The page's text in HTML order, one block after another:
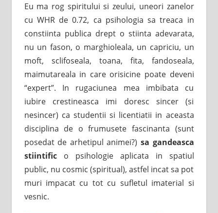
Eu ma rog spiritului si zeului, uneori zanelor
cu WHR de 0.72, ca psihologia sa treaca in
constiinta publica drept o stiinta adevarata,
nu un fason, o marghioleala, un capriciu, un
moft, sclifoseala, toana, fita, fandoseala,
maimutareala in care orisicine poate deveni
“expert”. In rugaciunea mea imbibata cu
iubire crestineasca imi doresc sincer (si
nesincer) ca studentii si licentiatii in aceasta
disciplina de o frumusete fascinanta (sunt
posedat de arhetipul animei?) sa gandeasca
stiintific o psihologie aplicata in spatiul
public, nu cosmic (spiritual), astfel incat sa pot
muri impacat cu tot cu sufletul imaterial si
vesnic.